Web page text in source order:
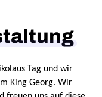
Tag und wir
King Georg. Wir